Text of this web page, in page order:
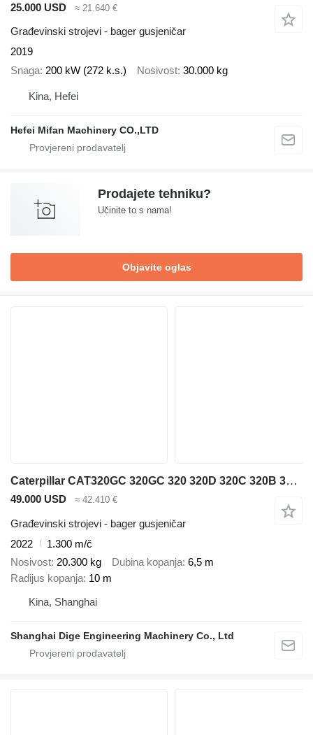
25.000 USD
≈ 21.640 €
Građevinski strojevi - bager gusjeničar
2019
Snaga 200 kW (272 k.s.) Nosivost 30.000 kg
Kina, Hefei
Hefei Mifan Machinery CO.,LTD
Prodajete tehniku?
Učinite to s nama!
Objavite oglas
Caterpillar CAT320GC 320GC 320 320D 320C 320B 320E 323GC 323D 325D 329D 330D
49.000 USD ≈ 42.410 €
Građevinski strojevi - bager gusjeničar
2022
1.300 m/č
Nosivost 20.300 kg Dubina kopanja 6,5 m
Radijus kopanja 10 m
Kina, Shanghai
Shanghai Dige Engineering Machinery Co., Ltd